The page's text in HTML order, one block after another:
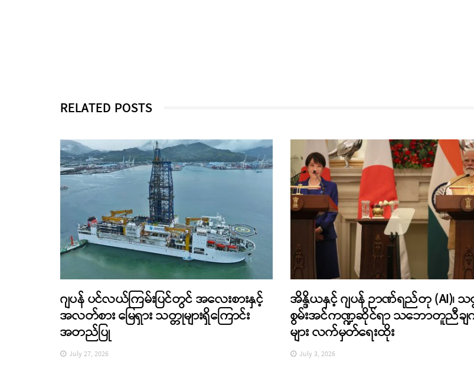
RELATED POSTS
ဂျပန် ပင်လယ်ကြမ်းပြင်တွင် အလေးစားနှင့်
အလတ်စား မြေရှား သတ္တုများရှိကြောင်း
အတည်ပြု
July 27, 2026
အိန္ဒိယနှင့် ဂျပန် ဉာဏ်ရည်တု (AI)၊ သ
စွမ်းအင်ကဏ္ဍဆိုင်ရာ သဘောတူညီခ
များ လက်မှတ်ရေးထိုး
July 3, 2026